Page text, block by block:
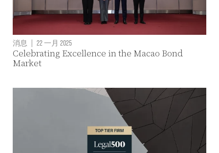
消息 | 22 一月 2025
Celebrating Excellence in the Macao Bond
Market